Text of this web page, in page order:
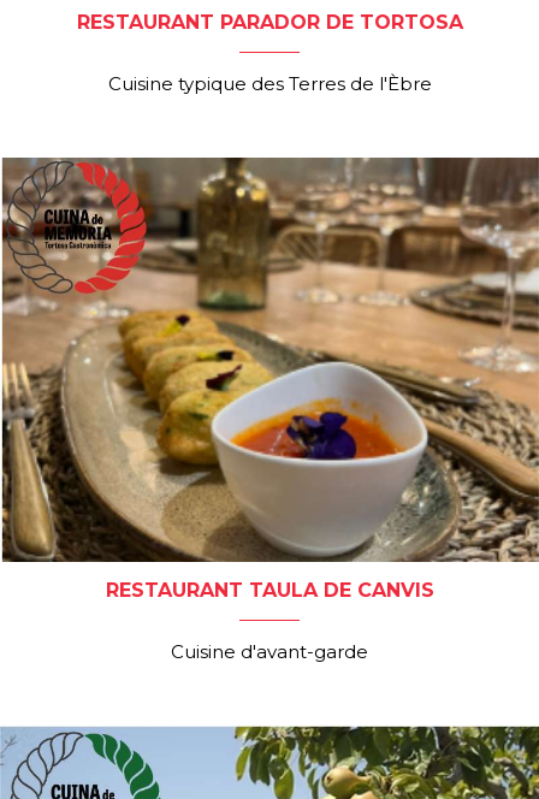
RESTAURANT PARADOR DE TORTOSA
Cuisine typique des Terres de l'Èbre
RESTAURANT TAULA DE CANVIS
Cuisine d'avant-garde